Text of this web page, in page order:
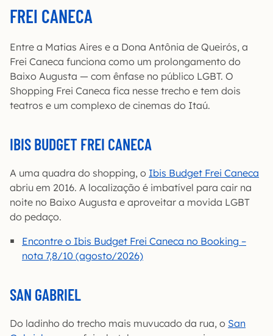
FREI CANECA
Entre a Matias Aires e a Dona Antônia de Queirós, a
Frei Caneca funciona como um prolongamento do
Baixo Augusta — com ênfase no público LGBT. O
Shopping Frei Caneca fica nesse trecho e tem dois
teatros e um complexo de cinemas do Itaú.
IBIS BUDGET FREI CANECA
A uma quadra do shopping, o Ibis Budget Frei Caneca
abriu em 2016. A localização é imbatível para cair na
noite no Baixo Augusta e aproveitar a movida LGBT
do pedaço.
Encontre o Ibis Budget Frei Caneca no Booking –
nota 7,8/10 (agosto/2026)
SAN GABRIEL
Do ladinho do trecho mais muvucado da rua, o San